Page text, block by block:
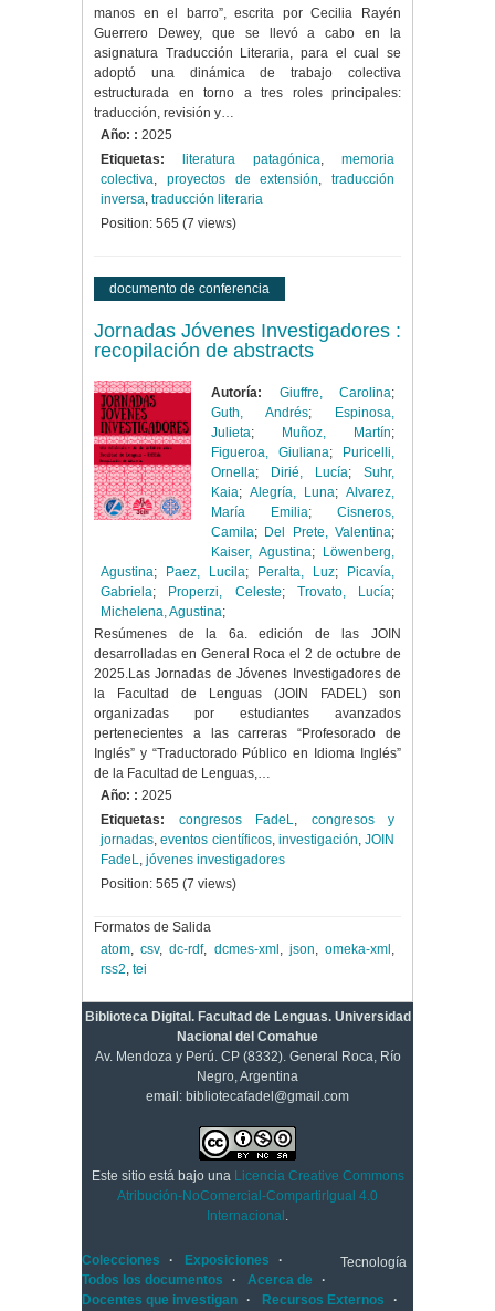
manos en el barro”, escrita por Cecilia Rayén
Guerrero Dewey, que se llevó a cabo en la
asignatura Traducción Literaria, para el cual se
adoptó una dinámica de trabajo colectiva
estructurada en torno a tres roles principales:
traducción, revisión y…
Año: : 2025
Etiquetas:
literatura patagónica, memoria
colectiva, proyectos de extensión, traducción
inversa, traducción literaria
Position: 565 (7 views)
documento de conferencia
Jornadas Jóvenes Investigadores :
recopilación de abstracts
Autoría: Giuffre, Carolina;
Guth, Andrés;
Espinosa,
Julieta; Muñoz, Martín;
Figueroa, Giuliana;
Puricelli,
Ornella; Dirié, Lucía;Suhr,
Kaia; Alegría, Luna;Alvarez,
María Emilia; Cisneros,
Camila; Del Prete, Valentina;
Kaiser, Agustina;
Löwenberg,
Agustina; Paez, Lucila; Peralta, Luz;
Picavía,
Gabriela; Properzi, Celeste; Trovato, Lucía;
Michelena, Agustina;
Resúmenes de la 6a. edición de las JOIN
desarrolladas en General Roca el 2 de octubre de
2025.Las Jornadas de Jóvenes Investigadores de
la Facultad de Lenguas (JOIN FADEL) son
organizadas por estudiantes avanzados
pertenecientes a las carreras “Profesorado de
Inglés” y “Traductorado Público en Idioma Inglés”
de la Facultad de Lenguas,…
Año: : 2025
Etiquetas:
congresos FadeL, congresos y
jornadas,eventos científicos, investigación, JOIN
FadeL, jóvenes investigadores
Position: 565 (7 views)
Formatos de Salida
atom,csv,dc-rdf, dcmes-xml , json,omeka-xml ,
rss2, tei
Biblioteca Digital. Facultad de Lenguas. Universidad
Nacional del Comahue
Av. Mendoza y Perú. CP (8332). General Roca, Río
Negro, Argentina
email: bibliotecafadel@gmail.com
Este sitio está bajo una Licencia Creative Commons
Atribución-NoComercial-CompartirIgual 4.0
Internacional .
Colecciones
Exposiciones
Todos los documentos
Acerca de
Docentes que investigan
Recursos Externos
Tecnología